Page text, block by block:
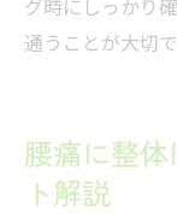
グ時にしっかり
通うことが大切で
腰痛に整
ト解説